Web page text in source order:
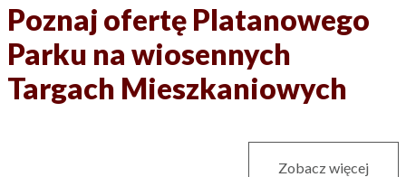
Poznaj ofertę Platanowego
Parku na wiosennych
Targach Mieszkaniowych
Zobacz więcej